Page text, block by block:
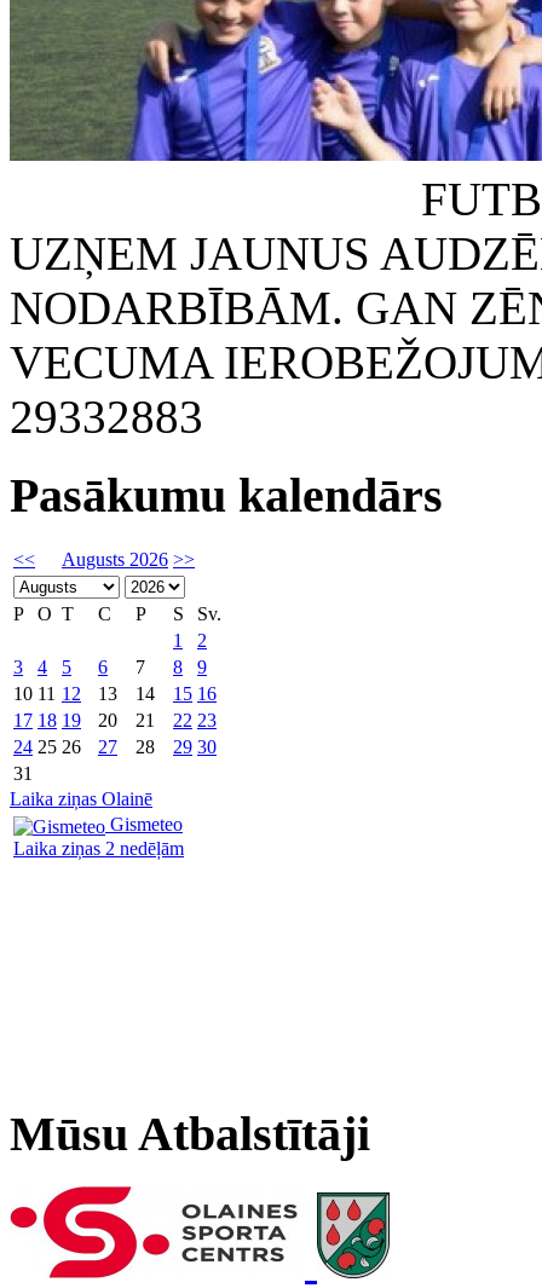
FUTBOLA
UZŅEM JAUNUS
NODARBĪBĀM. GAN
VECUMA
29332883
Pasākumu kalendārs
<< Augusts 2026 >>
P O T C P S
Sv.
1
2
3
4 5 6 7 8
9
10 11 12 13 14 15 16
17 18 19 20 21 22 23
24 25 26 27 28 29 30
31
Laika ziņas Olainē
Gismeteo
Laika ziņas 2 nedēļām
Mūsu Atbalstītāji